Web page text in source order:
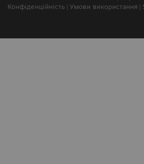
Конфіденційність
Умови використання